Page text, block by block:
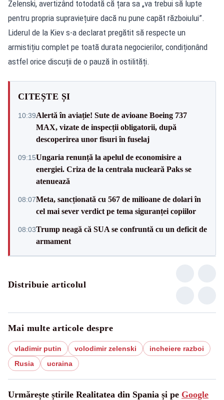
Zelenski, avertizând totodată că țara sa „va trebui să lupte
pentru propria supraviețuire dacă nu pune capăt războiului”.
Liderul de la Kiev s-a declarat pregătit să respecte un
armistițiu complet pe toată durata negocierilor, condiționând
astfel orice discuții de o pauză în ostilități.
CITEȘTE ȘI
10:39Alertă în aviație! Sute de avioane Boeing 737
MAX, vizate de inspecții obligatorii, după
descoperirea unor fisuri în fuselaj
09:15Ungaria renunță la apelul de economisire a
energiei. Criza de la centrala nucleară Paks se
atenuează
08:07Meta, sancționată cu 567 de milioane de dolari în
cel mai sever verdict pe tema siguranței copiilor
08:03Trump neagă că SUA se confruntă cu un deficit de
armament
Distribuie articolul
Mai multe articole despre
vladimir putin volodimir zelenski
incheiere razboi
Rusia
ucraina
Urmărește știrile Realitatea din Spania și pe Google